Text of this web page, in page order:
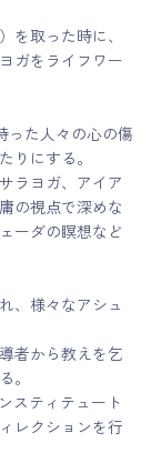
を取った時に、
ガをライフワー
った人々の心の傷
りにする。
ラヨガ、アイア
の視点で深めな
ーダの瞑想など
、様々なアシュ
者から教えを乞
。
スティテュート
レクションを行